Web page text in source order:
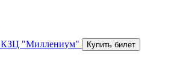
КЗЦ "Миллениум"